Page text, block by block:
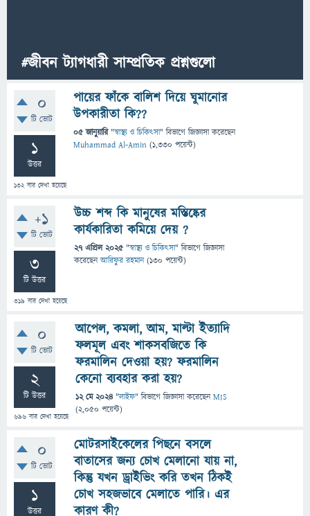
#জীবন ট্যাগধারী সাম্প্রতিক প্রশ্নগুলো
0
টি ভোট
1
উত্তর
132বার দেখা হয়েছে
পায়ের ফাঁকে বালিশ দিয়ে ঘুমানোর
উপকারীতা কি??
05 জানুয়ারি "স্বাস্থ্য ও চিকিৎসা" বিভাগে জিজ্ঞাসাকরেছেন
Muhammad Al-Amin (1,330 পয়েন্ট)
+1
টি ভোট
3
টি উত্তর
319 বার দেখা হয়েছে
উচ্চ শব্দ কি মানুষের মস্তিষ্কের
কার্যকারিতা কমিয়ে দেয় ?
27 এপ্রিল 2025 "স্বাস্থ্য ও চিকিৎসা" বিভাগে জিজ্ঞাসা
করেছেনআরিফুর রহমান (130 পয়েন্ট)
0
টি ভোট
2
টি উত্তর
696 বার দেখা হয়েছে
আপেল, কমলা, আম, মাল্টা ইত্যাদি
ফলমূল এবং শাকসবজিতে কি
ফরমালিন দেওয়া হয়? ফরমালিন
কেনো ব্যবহার করা হয়?
12 মে 2024 "লাইফ" বিভাগে জিজ্ঞাসাকরেছেনMIS
(2,050 পয়েন্ট)
0
টি ভোট
1
উত্তর
মোটরসাইকেলের পিছনে বসলে
বাতাসের জন্য চোখ মেলানো যায় না,
কিন্তু যখন ড্রাইভিং করি তখন ঠিকই
চোখ সহজভাবে মেলাতে পারি। এর
কারণ কী?